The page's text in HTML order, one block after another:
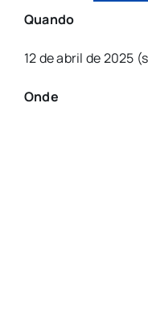
Quando
12 de abril de 2025
Onde